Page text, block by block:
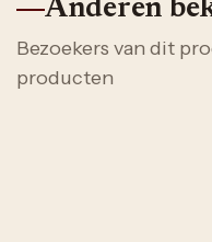
Anderen
Bezoekers van dit
producten